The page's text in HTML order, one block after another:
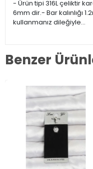
- Ürün tipi 316L çeliktir
6mm dir.- Bar kalınlığı
kullanmanız dileğiyle…
Benzer